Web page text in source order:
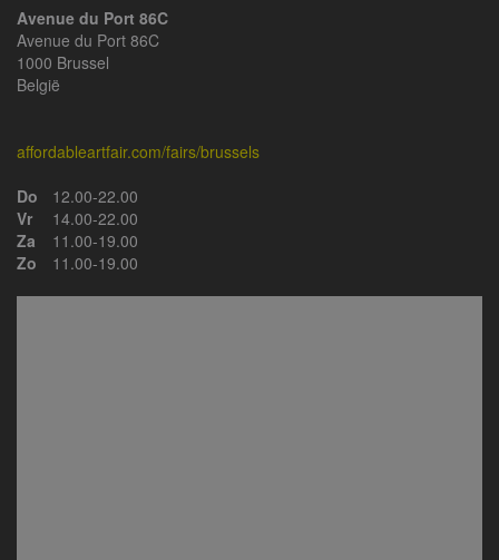
Avenue du Port 86C
Avenue du Port 86C
1000 Brussel
België
affordableartfair.com/fairs/brussels
Do
12.00-22.00
Vr
14.00-22.00
Za
11.00-19.00
Zo
11.00-19.00